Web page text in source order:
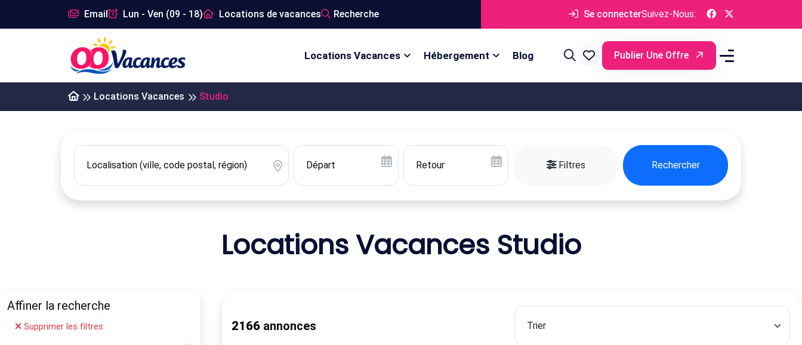
Email Lun - Ven (09 - 18) Locations de vacances Recherche Se connecterSuivez-Nous:
Locations Vacances Hébergement Blog Publier Une Offre
Locations Vacances Studio
Filtres Rechercher
Locations Vacances Studio
Affiner la recherche
Supprimer les filtres 2166 annonces